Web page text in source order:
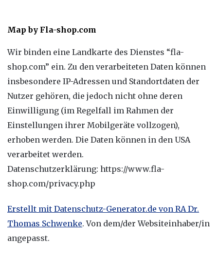
Map by Fla-shop.com
Wir binden eine Landkarte des Dienstes “fla-
shop.com” ein. Zu den verarbeiteten Daten können
insbesondere IP-Adressen und Standortdaten der
Nutzer gehören, die jedoch nicht ohne deren
Einwilligung (im Regelfall im Rahmen der
Einstellungen ihrer Mobilgeräte vollzogen),
erhoben werden. Die Daten können in den USA
verarbeitet werden.
Datenschutzerklärung: https://www.fla-
shop.com/privacy.php
Erstellt mit Datenschutz-Generator.de von RA Dr.
Thomas Schwenke. Von dem/der Websiteinhaber/in
angepasst.